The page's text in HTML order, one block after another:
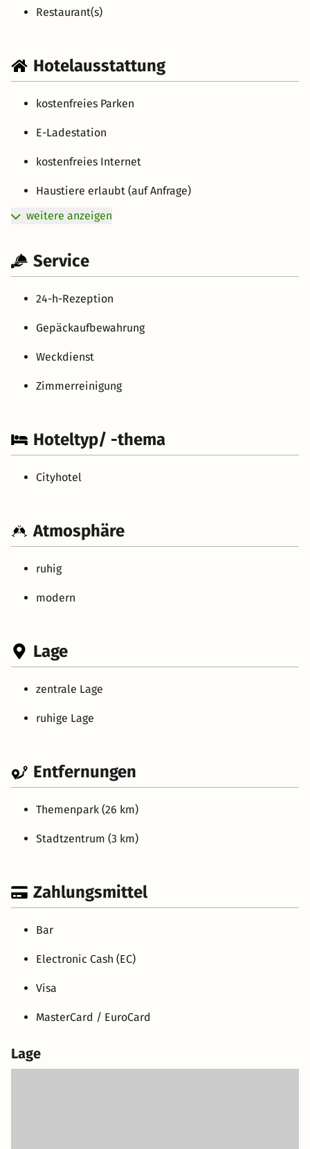
Restaurant(s)
Hotelausstattung
kostenfreies Parken
E-Ladestation
kostenfreies Internet
Haustiere erlaubt (auf Anfrage)
weitere anzeigen
Service
24-h-Rezeption
Gepäckaufbewahrung
Weckdienst
Zimmerreinigung
Hoteltyp/ -thema
Cityhotel
Atmosphäre
ruhig
modern
Lage
zentrale Lage
ruhige Lage
Entfernungen
Themenpark (26 km)
Stadtzentrum (3 km)
Zahlungsmittel
Bar
Electronic Cash (EC)
Visa
MasterCard / EuroCard
Lage